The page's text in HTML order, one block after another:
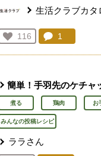
生活クラブカタ
お気に入り登録：
116
人が登録
コメント：
1
簡単！手羽先のケチャ
煮る 鶏肉 お
みんなの投稿レシピ
ララさん